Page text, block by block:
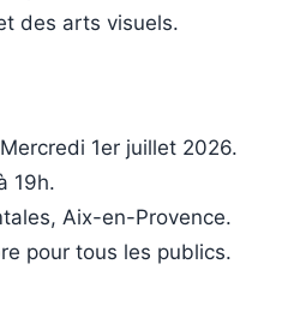
des arts visuels.
Mercredi 1er juillet 2026.
19h.
Aix-en-Provence.
pour tous les publics.